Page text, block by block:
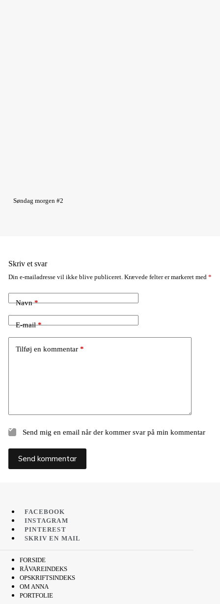
Søndag morgen #2
Skriv et svar
Din e-mailadresse vil ikke blive publiceret. Krævede felter er markeret med *
Navn*
E-mail*
Tilføj en kommentar *
Send mig en email når der kommer svar på min kommentar
Send kommentar
FACEBOOK
INSTAGRAM
PINTEREST
SKRIV EN MAIL
FORSIDE
RÅVAREINDEKS
OPSKRIFTSINDEKS
OM ANNA
PORTFOLIE